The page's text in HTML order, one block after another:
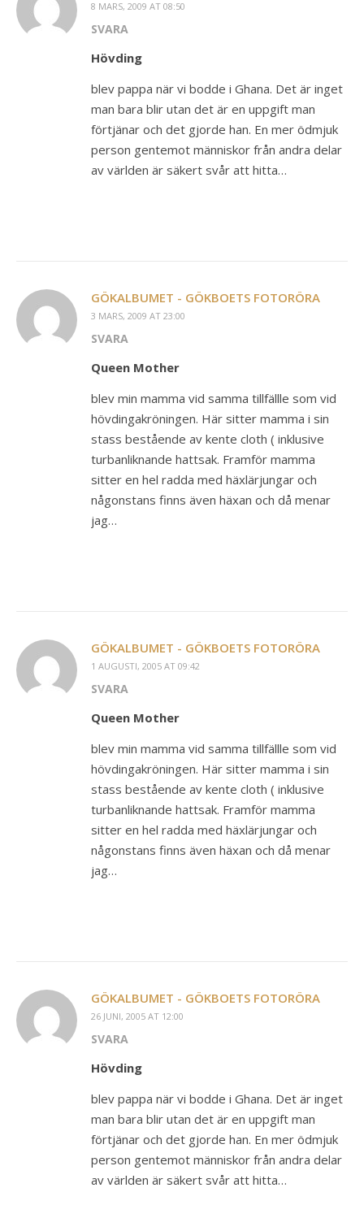
8 MARS, 2009 AT 08:50
SVARA
Hövding
blev pappa när vi bodde i Ghana. Det är inget
man bara blir utan det är en uppgift man
förtjänar och det gjorde han. En mer ödmjuk
person gentemot människor från andra delar
av världen är säkert svår att hitta…
GÖKALBUMET - GÖKBOETS FOTORÖRA
3 MARS, 2009 AT 23:00
SVARA
Queen Mother
blev min mamma vid samma tillfällle som vid
hövdingakröningen. Här sitter mamma i sin
stass bestående av kente cloth ( inklusive
turbanliknande hattsak. Framför mamma
sitter en hel radda med häxlärjungar och
någonstans finns även häxan och då menar
jag…
GÖKALBUMET - GÖKBOETS FOTORÖRA
1 AUGUSTI, 2005 AT 09:42
SVARA
Queen Mother
blev min mamma vid samma tillfällle som vid
hövdingakröningen. Här sitter mamma i sin
stass bestående av kente cloth ( inklusive
turbanliknande hattsak. Framför mamma
sitter en hel radda med häxlärjungar och
någonstans finns även häxan och då menar
jag…
GÖKALBUMET - GÖKBOETS FOTORÖRA
26 JUNI, 2005 AT 12:00
SVARA
Hövding
blev pappa när vi bodde i Ghana. Det är inget
man bara blir utan det är en uppgift man
förtjänar och det gjorde han. En mer ödmjuk
person gentemot människor från andra delar
av världen är säkert svår att hitta…